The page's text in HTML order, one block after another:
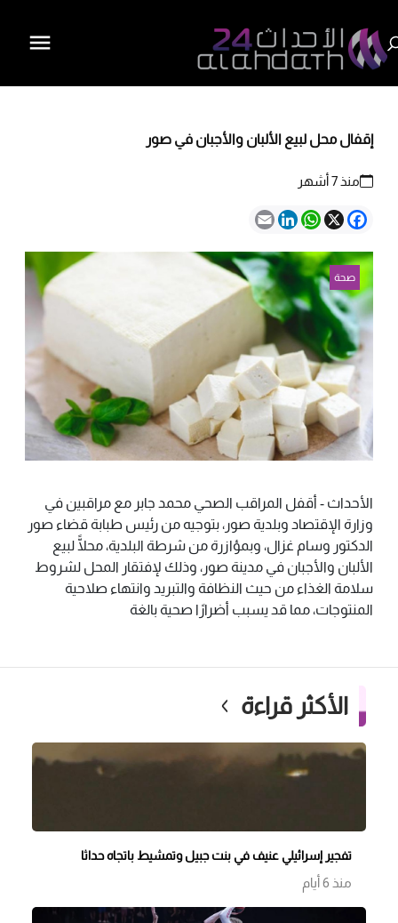
إقفال محل لبيع الألبان والأجبان في صور
منذ 7 أشهر
Facebook
X
WhatsApp
LinkedIn
Email
صحة
الأحداث - أقفل المراقب الصحي محمد جابر مع مراقبين في
وزارة الإقتصاد وبلدية صور، بتوجيه من رئيس طبابة قضاء صور
الدكتور وسام غزال، وبمؤازرة من شرطة البلدية، محلًّا لبيع
الألبان والأجبان في مدينة صور، وذلك لإفتقار المحل لشروط
سلامة الغذاء من حيث النظافة والتبريد وانتهاء صلاحية
المنتوجات، مما قد يسبب أضرارًا صحية بالغة
الأكثر قراءة
تفجير إسرائيلي عنيف في بنت جبيل وتمشيط باتجاه حداثا
منذ 6 أيام